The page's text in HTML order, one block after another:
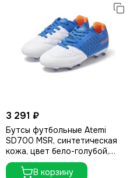
3 291 ₽
Бутсы футбольные Atemi
SD700 MSR, синтетическая
кожа, цвет бело-голубой,
размер 44
В корзину